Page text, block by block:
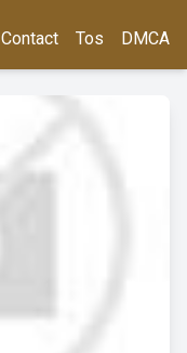
Contact Tos DMCA